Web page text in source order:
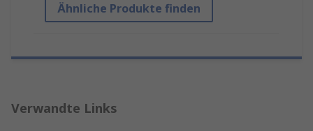
Ähnliche Produkte finden
Verwandte Links